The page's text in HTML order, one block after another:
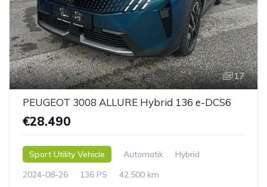
17
PEUGEOT 3008 ALLURE Hybrid 136 e-DCS6
€28.490
Sport Utility Vehicle Automatik
Hybrid
2024-08-26
136 PS 42.500 km